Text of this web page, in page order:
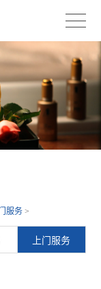
服务 >
上门服务